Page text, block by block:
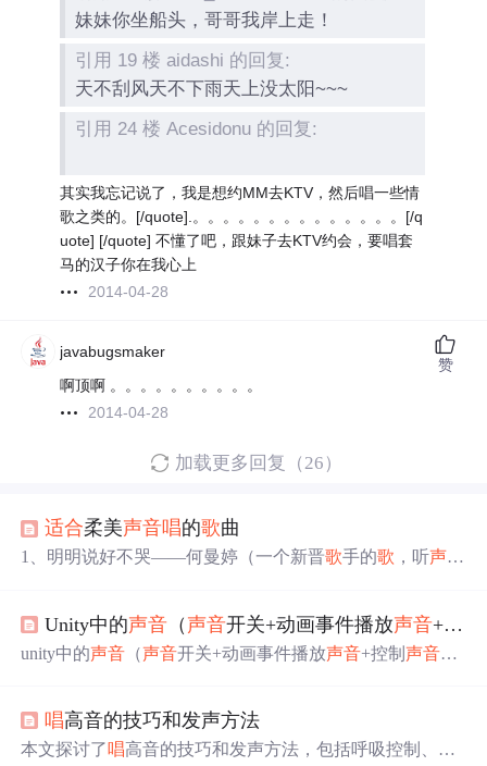
妹妹你坐船头，哥哥我岸上走！
引用 19 楼 aidashi 的回复:
天不刮风天不下雨天上没太阳~~~
引用 24 楼 Acesidonu 的回复:
其实我忘记说了，我是想约MM去KTV，然后唱一些情
歌之类的。[/quote].。。。。。。。。。。。。。。[/q
uote] [/quote] 不懂了吧，跟妹子去KTV约会，要唱套
马的汉子你在我心上
2014-04-28
javabugsmaker
啊顶啊 。。。。。。。。。。
2014-04-28
赞
加载更多回复（26）
适合柔美声音唱的歌曲
1、明明说好不哭——何曼婷（一个新晋歌手的歌 ，听声音
的‘最幸福的事’也很好听）3、First love——宇多田光（一
首会让人感到震撼的歌，很容易听出这个实力派歌手是用
呢，可以说是她最好的之一了）...
Unity中的声音 （ 声音开关+动画事件播放声音+控制
unity中的声音 （声音开关+动画事件播放声音+控制声音大
唱高音的技巧和发声方法
本文探讨了唱高音的技巧和发声方法，包括呼吸控制、声